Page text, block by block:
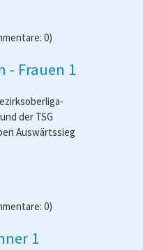
0)
- Frauen 1
der TSG
Auswärtssieg
0)
1